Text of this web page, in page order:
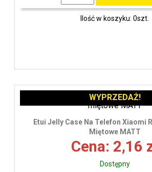
Ilość w koszyku: 0szt.
Etui Jelly Case Na Telefon Xiaomi
Miętowe MATT
Cena: 2,16
Dostępny
WYPRZEDAŻ!